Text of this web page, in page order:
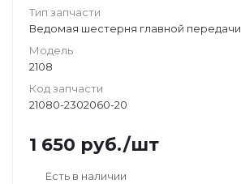
Тип запчасти
Ведомая шестерня главной передачи
Модель
2108
Код запчасти
21080-2302060-20
1 650 руб./шт
Есть в наличии